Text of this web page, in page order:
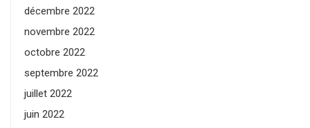
décembre 2022
novembre 2022
octobre 2022
septembre 2022
juillet 2022
juin 2022